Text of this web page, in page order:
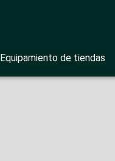
Equipamiento de tiendas